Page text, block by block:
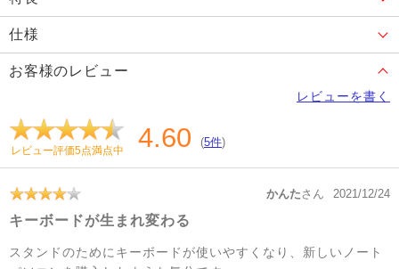
仕様
お客様のレビュー
レビューを書く
レビュー評価5点満点中 4.60 (5件)
かんたさん 2021/12/24
キーボードが生まれ変わる
スタンドのためにキーボードが使いやすくなり、新しいノート